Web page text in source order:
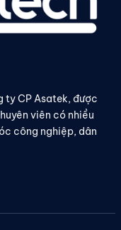
ty CP Asatek, được
viên có nhiều
công nghiệp, dân